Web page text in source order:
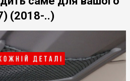
(2018-..)